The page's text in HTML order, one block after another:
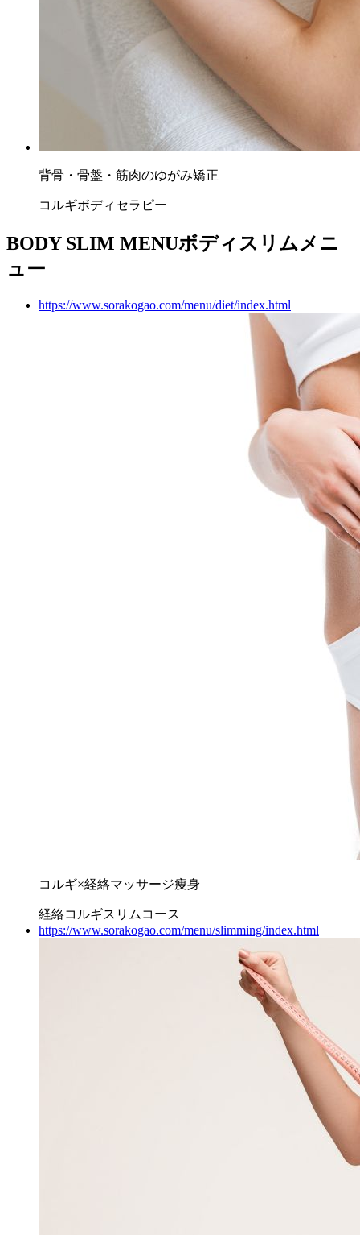
背骨・骨盤・筋肉のゆがみ矯正
コルギボディセラピー
BODY SLIM MENUボディスリムメニ
ュー
https://www.sorakogao.com/menu/diet/index.html
コルギ×経絡マッサージ痩身
経絡コルギスリムコース
https://www.sorakogao.com/menu/slimming/index.html